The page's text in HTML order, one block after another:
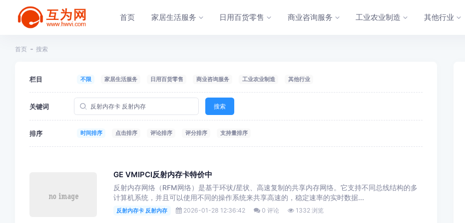
首页 家居生活服务 日用百货零售 商业咨询服务 工业农业制造 其他行业
首页 搜索
栏目 不限 家居生活服务 日用百货零售 商业咨询服务 工业农业制造 其他行业
关键词 搜索
排序 时间排序 点击排序 评论排序 评分排序 支持量排序
GE VMIPCI反射内存卡特价中
反射内存网络（RFM网络）是基于环状/星状、高速复制的共享内存网络。它支持不同总线结构的多
计算机系统，并且可以使用不同的操作系统来共享高速的，稳定速率的实时数据...
反射内存卡 反射内存 2026-01-28 12:36:42 0 评论 1332 浏览